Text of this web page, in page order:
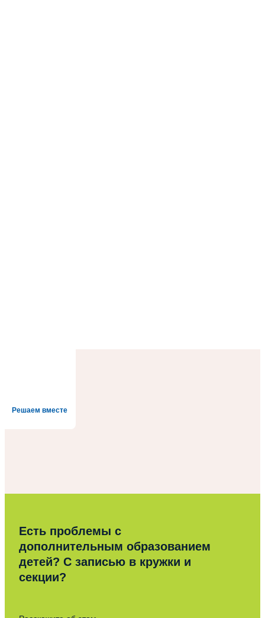
Решаем вместе
Есть проблемы с
дополнительным образованием
детей? С записью в кружки и
секции?